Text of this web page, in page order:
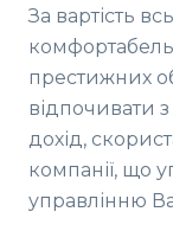
За вартість
престижних
відпочивати
дохід,
компанії, що
управлінню